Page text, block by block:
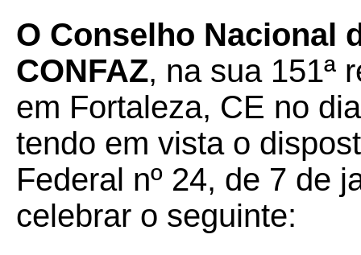
O Conselho Nacional
CONFAZ, na sua 151ª
em Fortaleza, CE no
tendo em vista o
Federal nº 24, de 7 de
celebrar o seguinte: